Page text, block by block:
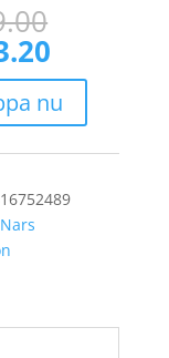
priset
var:
priset
är:
nu
Nars